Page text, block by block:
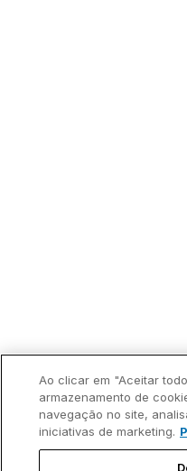
Ao clicar em "Aceitar
armazenamento de
navegação no site,
iniciativas de marketing.